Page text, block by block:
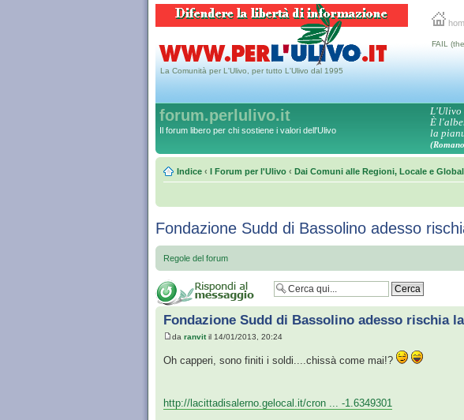
La Comunità per L'Ulivo, per tutto L'Ulivo dal 1995
FAIL
forum.perlulivo.it
Il forum libero per chi sostiene i valori dell'Ulivo
L'Ulivo
È
la
Indice ‹ I Forum per l'Ulivo ‹ Dai Comuni alle Regioni, Locale e
Fondazione Sudd di Bassolino adesso
Regole del forum
Fondazione Sudd di Bassolino adesso rischia
da ranvitil 14/01/2013, 20:24
Oh capperi, sono finiti i soldi....chissà come mai!?
http://lacittadisalerno.gelocal.it/cron ... -1.6349301